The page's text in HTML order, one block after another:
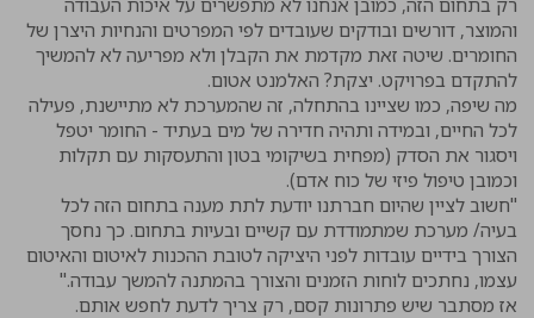
והמוצר, דורשים ובודקים שעובדים לפי המפרטים והנחיות היצרן של
החומרים. שיטה זאת מקדמת את הקבלן ולא מפריעה לא להמשיך
להתקדם בפרויקט. יצקת? האלמנט אטום.
מה שיפה, כמו שציינו בהתחלה, זה שהמערכת לא מתיישנת, פעילה
לכל החיים, ובמידה ותהיה חדירה של מים בעתיד - החומר יטפל
ויסגור את הסדק (מפחית בשיקומי בטון והתעסקות עם תקלות
וכמובן טיפול פיזי של כוח אדם).
"חשוב לציין שהיום חברתנו יודעת לתת מענה בתחום הזה לכל
בעיה/ מערכת שמתמודדת עם קשיים ובעיות בתחום. כך נחסך
הצורך בידיים עובדות לפני היציקה לטובת ההכנות לאיטום והאיטום
עצמו, נחתכים לוחות הזמנים והצורך בהמתנה להמשך עבודה."
אז מסתבר שיש פתרונות קסם, רק צריך לדעת לחפש אותם.